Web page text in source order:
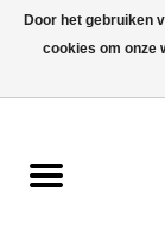
Wijn
Door het gebruiken
cookies om onze